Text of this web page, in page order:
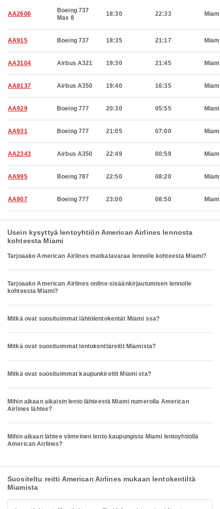
AA2606
Boeing 737
Max 8
18:30 22:33
AA915 Boeing 737 18:35 21:17
AA3104 Airbus A321 19:30 21:45
AA8137 Airbus A350 19:40 16:35
AA929 Boeing 777 20:30 05:55
AA931 Boeing 777 21:05 07:00
AA2343 Airbus A350 22:49 00:59
AA995 Boeing 787 22:50 08:20
AA907 Boeing 777 23:00 08:50
Usein kysyttyä lentoyhtiön American Airlines lennosta
kohteesta Miami
Tarjoaako American Airlines matkatavaraa lennolle kohteesta Miami?
Tarjoaako American Airlines online-sisäänkirjautumisen lennolle
kohteesta Miami?
Mitkä ovat suosituimmat lähtölentokentät Miami ssa?
Mitkä ovat suosituimmat lentokenttäreitit Miamista?
Mitkä ovat suosituimmat kaupunkireitit Miami sta?
Mihin aikaan aikaisin lento lähteestä Miami numerolla American
Airlines lähtee?
Mihin aikaan lähtee viimeinen lento kaupungista Miami lentoyhtiöllä
American Airlines?
Suositeltu reitti American Airlines mukaan lentokentiltä
Miamista